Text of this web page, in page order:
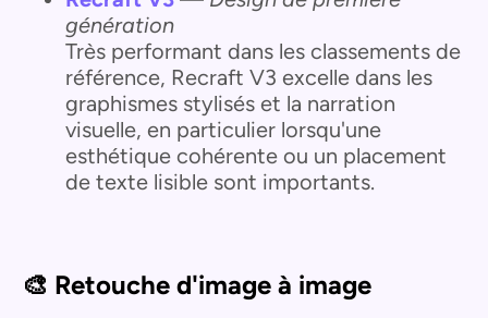
génération
Très performant dans les classements de
référence, Recraft V3 excelle dans les
graphismes stylisés et la narration
visuelle, en particulier lorsqu'une
esthétique cohérente ou un placement
de texte lisible sont importants.
🎨 Retouche d'image à image